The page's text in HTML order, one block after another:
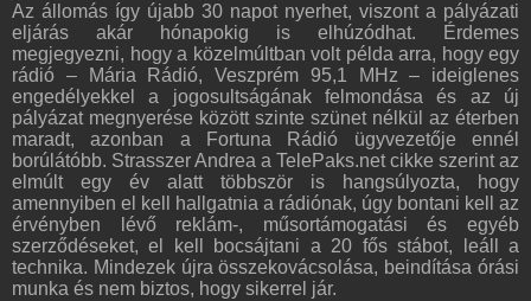
Az állomás így újabb 30 napot nyerhet, viszont a pályázati
eljárás akár hónapokig is elhúzódhat. Érdemes
megjegyezni, hogy a közelmúltban volt példa arra, hogy egy
rádió – Mária Rádió, Veszprém 95,1 MHz – ideiglenes
engedélyekkel a jogosultságának felmondása és az új
pályázat megnyerése között szinte szünet nélkül az éterben
maradt, azonban a Fortuna Rádió ügyvezetője ennél
borúlátóbb. Strasszer Andrea a TelePaks.net cikke szerint az
elmúlt egy év alatt többször is hangsúlyozta, hogy
amennyiben el kell hallgatnia a rádiónak, úgy bontani kell az
érvényben lévő reklám-, műsortámogatási és egyéb
szerződéseket, el kell bocsájtani a 20 fős stábot, leáll a
technika. Mindezek újra összekovácsolása, beindítása órási
munka és nem biztos, hogy sikerrel jár.